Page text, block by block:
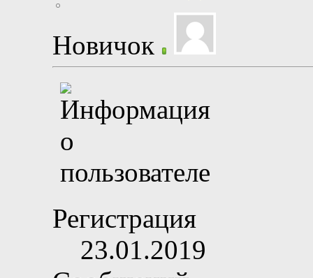
Новичок
Регистрация
23.01.2019